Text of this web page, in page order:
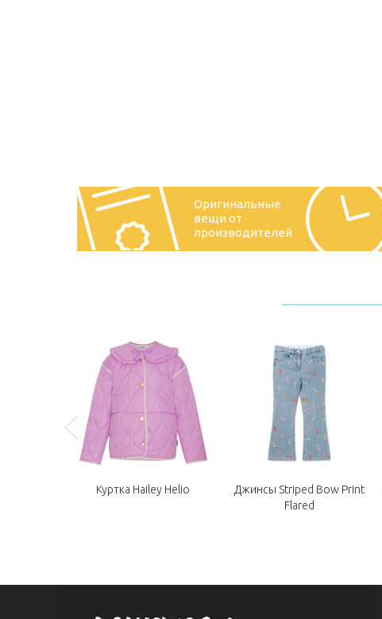
Оригинальные
вещи от
производителей
Куртка Hailey Helio
Джинсы Striped Bow Print
Flared